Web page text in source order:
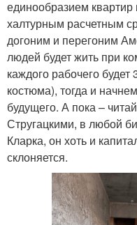
единообразием
халтурным расчетным
догоним и перегоним
людей будет жить при
каждого рабочего
костюма), тогда и
будущего. А пока –
Стругацкими, в любой
Кларка, он хоть и
склоняется.